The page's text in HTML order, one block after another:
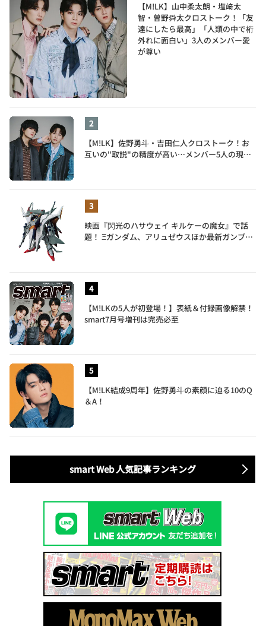
【M!LK】山中柔太朗・塩﨑太
智・曽野舜太クロストーク！「友
達にしたら最高」「人類の中で桁
外れに面白い」3人のメンバー愛
が尊い
【M!LK】佐野勇斗・吉田仁人クロストーク！お
互いの"取説"の精度が高い…メンバー5人の現在
映画『閃光のハサウェイ キルケーの魔女』で話
題！ Ξガンダム、アリュゼウスほか最新ガンプラ
【M!LKの5人が初登場！】表紙＆付録画像解禁！
smart7月号増刊は完売必至
【M!LK結成9周年】佐野勇斗の素顔に迫る10のQ
＆A！
smart Web 人気記事ランキング